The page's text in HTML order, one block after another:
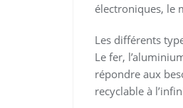
électroniques, le
Les différents
Le fer,
répondre aux
recyclable à